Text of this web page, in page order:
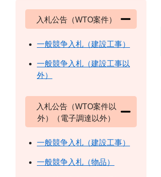
入札公告（WTO案件）
一般競争入札（建設工事）
一般競争入札（建設工事以
外）
入札公告（WTO案件以
外）（電子調達以外）
一般競争入札（建設工事）
一般競争入札（物品）